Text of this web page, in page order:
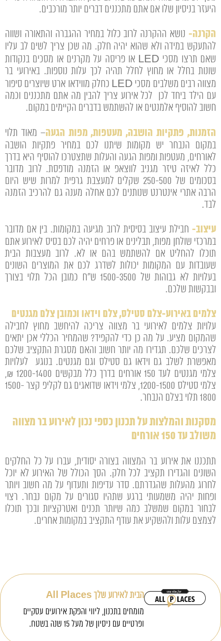
היעזר בניסיון שלו אם אתם מתכננים דברים יותר מורכבים.
הקרנה- נושא ההקרנה לרוב כלול במחיר ההגברה והתאורה ושווה
להתעקש במידה ולא שהוא יהיה חלק. מה שכן צריך לשים לב עליו
שאם תרצו מסכי LED או פריסה על מקרנים או מסכים בנקודות
שונות בחלל או מחוץ לחלל תהיה לכך עלות נוספות. באירועי בר
מצווה רבים משלבים מסכי LED כחלק מווידאו ארט שיוצרים סיפור
עם הילד ביחד לכן לכל אירוע צריך להבין מה אתם מתכננים וכמה
חשוב להוסיף אלמנטים או להשתמש בדברים הקיימים במקום.
הזמנות, פתקיות הושבה, מעטפות, מפות הגעה– מאוד תלוי
במקום הנבחר יש מקומות שיתנו לכם במחיר פתקיות הושבה
לאורחים, מעטפות ומפות הגעה והעלות שתצטרכו להוסיף היא בדרך
כלל לאיזה טיזר מגניב לווצאפ או הזמנה מודפסת. לרוב מדובר
בסכומים של 250-500 שקלים למעצבת גרפית למרות שיש היום
הרבה אתרי אינטרנט שנותנים לכם אחלה מענה גם להרכיב הזמנה
לבד.
עיצוב- חבילת עיצוב בסיסית לרוב מגיעה במקומות. בין אם מדובר
במרכזי שולחן מפות, תבלינים או פרחים יהיה לכם בסיס לאירוע אתם
תוכלו להחליט אם להשתמש בהם או לא. לרוב מעצבות הבית
שעובדות עם המקומות יכולות לשדרג לכם את המוצרים השונים
בעלויות לא גבוהות של 1500-3500 ש"ח כמובן הכל תלוי בצורך
ובבקשות שלכם.
צלמים באירוע-צלם סטילס, צלם וידאו וכמובן צלם מגנטים
עלויות צלמים לאירועי בר מצווה צריכה להיחשב מחוץ לחבילה
שהמקום מציע. על מה כן כדי להקפיד? שהמחיר הכללי אכן יתאים
לצרכים שלכם. תגדירו מה יותר חשוב והאם מסגרת התקציב שלכם
מאפשרת לשלב גם וידאו גם סטילס וגם מגנטים. בנוגע לעלויות
צלמי מגנטים לעד 150 אורחים בדרך כלל מבקשים 1200-1400 ₪,
צלמי סטילס 1200-1500, צלמי וידאו שדואגים גם לקליפ קצר 1500-
1800 תלוי בצלם הנבחר.
מסקנות והמלצות על תכנון כספי נכון לאירוע בר מצווה
משולב עד 150 אורחים
תתכננו את אירוע בר המצווה בצורה יסודית, עברו על כל החלקים
השונים והגדירו תקציב לכל חלק. הסך הכולל של האירוע לא יוכל
לחרוג מהעלות שהגדרתם. סדר עדיפות ותעדוף על מה חשוב ויותר
ופחות יהיה משמעותי ברגע שתהיו סגורים על מקום נבחר. רצוי
לבחור במקום שמשלב כמה שיותר תכנים ואטרקציות ובכך תוכלו
לצמצם עלות ולהשקיע את עודף התקציב במקומות אחרים.
הבית לאירוע שלך All Places
מומחים בתכנון, ליווי והפקת אירועים עסקיים
ופרטיים עם ניסיון של מעל 15 שנה בשטח.